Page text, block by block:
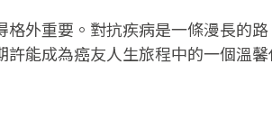
格外重要。對抗疾病是一條漫長的
許能成為癌友人生旅程中的一個溫